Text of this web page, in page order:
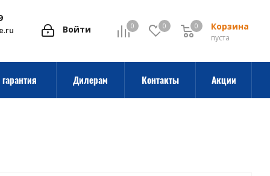
0 0 Корзина
0
пуста
0
Войти
Дилерам Контакты Акции